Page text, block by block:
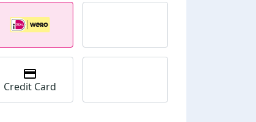
Credit Card